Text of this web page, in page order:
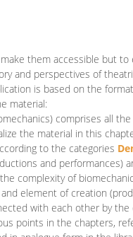
them accessible but
and perspectives of
is based on the
material:
comprises all
the material in this
to the categories D
and performances)
complexity of
element of creation
with each other by
points in the chapters,